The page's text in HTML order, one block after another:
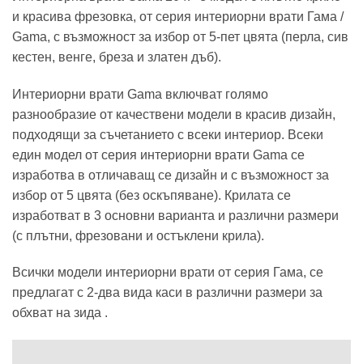
и красива фрезовка, от серия интериорни врати Гама /
Gama, с възможност за избор от 5-пет цвята (перла, сив
кестен, венге, бреза и златен дъб).
Интериорни врати Gama включват голямо
разнообразие от качествени модели в красив дизайн,
подходящи за съчетанието с всеки интериор. Всеки
един модел от серия интериорни врати Gama се
изработва в отличаващ се дизайн и с възможност за
избор от 5 цвята (без оскъпяване). Крилата се
изработват в 3 основни варианта и различни размери
(с плътни, фрезовани и остъклени крила).
Всички модели интериорни врати от серия Гама, се
предлагат с 2-два вида каси в различни размери за
обхват на зида .